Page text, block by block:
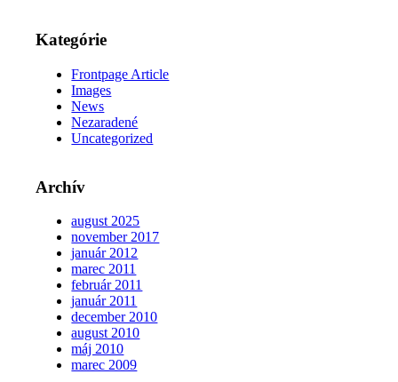
Kategórie
Frontpage Article
Images
News
Nezaradené
Uncategorized
Archív
august 2025
november 2017
január 2012
marec 2011
február 2011
január 2011
december 2010
august 2010
máj 2010
marec 2009